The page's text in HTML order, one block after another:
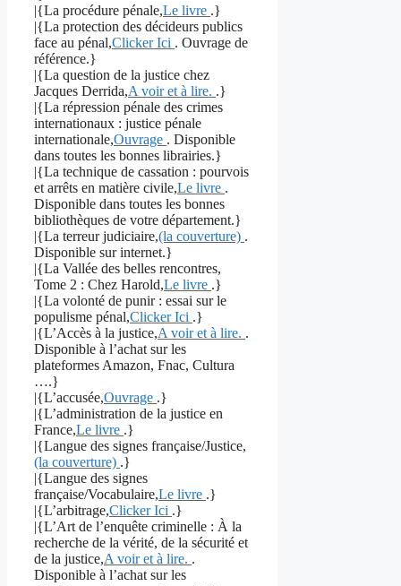
|{La procédure pénale,Le livre .}
|{La protection des décideurs publics
face au pénal,Clicker Ici . Ouvrage de
référence.}
|{La question de la justice chez
Jacques Derrida,A voir et à lire. .}
|{La répression pénale des crimes
internationaux : justice pénale
internationale,Ouvrage . Disponible
dans toutes les bonnes librairies.}
|{La technique de cassation : pourvois
et arrêts en matière civile,Le livre .
Disponible dans toutes les bonnes
bibliothèques de votre département.}
|{La terreur judiciaire,(la couverture) .
Disponible sur internet.}
|{La Vallée des belles rencontres,
Tome 2 : Chez Harold,Le livre .}
|{La volonté de punir : essai sur le
populisme pénal,Clicker Ici .}
|{L’Accès à la justice,A voir et à lire. .
Disponible à l’achat sur les
plateformes Amazon, Fnac, Cultura
….}
|{L’accusée,Ouvrage .}
|{L’administration de la justice en
France,Le livre .}
|{Langue des signes française/Justice,
(la couverture) .}
|{Langue des signes
française/Vocabulaire,Le livre .}
|{L’arbitrage,Clicker Ici .}
|{L’Art de l’enquête criminelle : À la
recherche de la vérité, de la sécurité et
de la justice,A voir et à lire. .
Disponible à l’achat sur les